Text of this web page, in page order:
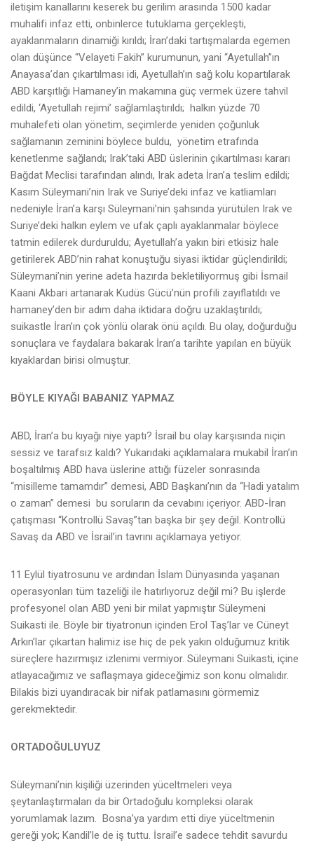
iletişim kanallarını keserek bu gerilim arasında 1500 kadar
muhalifi infaz etti, onbinlerce tutuklama gerçekleşti,
ayaklanmaların dinamiği kırıldı; İran’daki tartışmalarda egemen
olan düşünce “Velayeti Fakih” kurumunun, yani “Ayetullah”ın
Anayasa’dan çıkartılması idi, Ayetullah’ın sağ kolu kopartılarak
ABD karşıtlığı Hamaney’in makamına güç vermek üzere tahvil
edildi, ‘Ayetullah rejimi’ sağlamlaştırıldı; halkın yüzde 70
muhalefeti olan yönetim, seçimlerde yeniden çoğunluk
sağlamanın zeminini böylece buldu, yönetim etrafında
kenetlenme sağlandı; Irak’taki ABD üslerinin çıkartılması kararı
Bağdat Meclisi tarafından alındı, Irak adeta İran’a teslim edildi;
Kasım Süleymani’nin Irak ve Suriye’deki infaz ve katliamları
nedeniyle İran’a karşı Süleymani’nin şahsında yürütülen Irak ve
Suriye’deki halkın eylem ve ufak çaplı ayaklanmalar böylece
tatmin edilerek durduruldu; Ayetullah’a yakın biri etkisiz hale
getirilerek ABD’nin rahat konuştuğu siyasi iktidar güçlendirildi;
Süleymani’nin yerine adeta hazırda bekletiliyormuş gibi İsmail
Kaani Akbari artanarak Kudüs Gücü’nün profili zayıflatıldı ve
hamaney’den bir adım daha iktidara doğru uzaklaştırıldı;
suikastle İran’ın çok yönlü olarak önü açıldı. Bu olay, doğurduğu
sonuçlara ve faydalara bakarak İran’a tarihte yapılan en büyük
kıyaklardan birisi olmuştur.
BÖYLE KIYAĞI BABANIZ YAPMAZ
ABD, İran’a bu kıyağı niye yaptı? İsrail bu olay karşısında niçin
sessiz ve tarafsız kaldı? Yukarıdaki açıklamalara mukabil İran’ın
boşaltılmış ABD hava üslerine attığı füzeler sonrasında
“misilleme tamamdır” demesi, ABD Başkanı’nın da “Hadi yatalım
o zaman” demesi bu soruların da cevabını içeriyor. ABD-İran
çatışması “Kontrollü Savaş”tan başka bir şey değil. Kontrollü
Savaş da ABD ve İsrail’in tavrını açıklamaya yetiyor.
11 Eylül tiyatrosunu ve ardından İslam Dünyasında yaşanan
operasyonları tüm tazeliği ile hatırlıyoruz değil mi? Bu işlerde
profesyonel olan ABD yeni bir milat yapmıştır Süleymeni
Suikasti ile. Böyle bir tiyatronun içinden Erol Taş’lar ve Cüneyt
Arkın’lar çıkartan halimiz ise hiç de pek yakın olduğumuz kritik
süreçlere hazırmışız izlenimi vermiyor. Süleymani Suikasti, içine
atlayacağımız ve saflaşmaya gideceğimiz son konu olmalıdır.
Bilakis bizi uyandıracak bir nifak patlamasını görmemiz
gerekmektedir.
ORTADOĞULUYUZ
Süleymani’nin kişiliği üzerinden yüceltmeleri veya
şeytanlaştırmaları da bir Ortadoğulu kompleksi olarak
yorumlamak lazım. Bosna’ya yardım etti diye yüceltmenin
gereği yok; Kandil’le de iş tuttu. İsrail’e sadece tehdit savurdu